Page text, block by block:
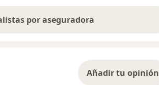
por aseguradora
Añadir tu opinión